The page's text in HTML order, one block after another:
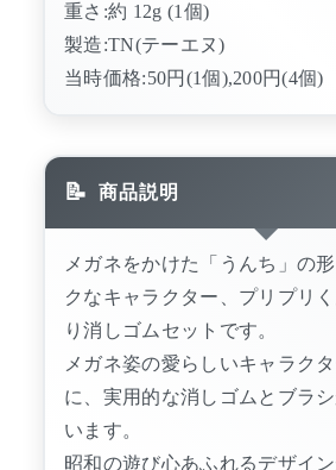
重さ:約 12g (1個)
製造:TN(テーエヌ)
当時価格:50円(1個),200円(4個)
商品説明
メガネをかけた「うんち」の
クなキャラクター、プリプリ
り消しゴムセットです。
メガネ姿の愛らしいキャラク
に、実用的な消しゴムとブラ
います。
昭和の遊び心あふれるデザイン